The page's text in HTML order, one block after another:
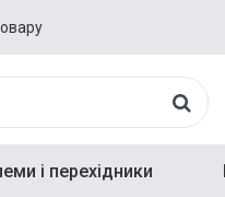
і перехідники